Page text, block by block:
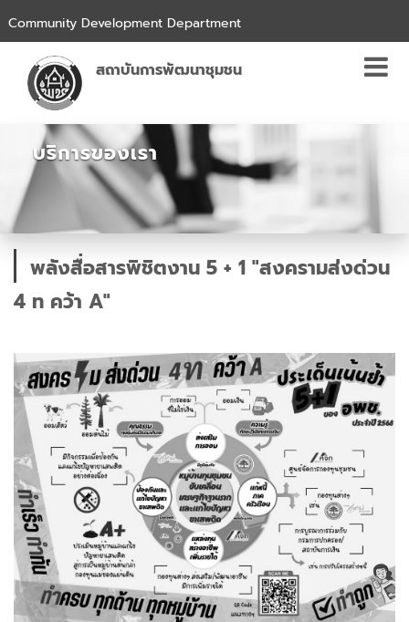
Community Development Department
สถาบันการพัฒนาชุมชน
บริการของเรา
พลังสื่อสารพิชิตงาน 5 + 1 "สงครามส่งด่วน
4 ท คว้า A"